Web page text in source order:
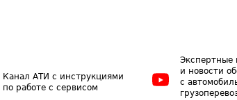
Канал АТИ с инструкциями
по работе с сервисом
Экспертные
и новости
с